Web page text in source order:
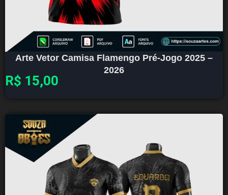
Arte Vetor Camisa Flamengo Pré-Jogo 2025 –
2026
R$ 15,00